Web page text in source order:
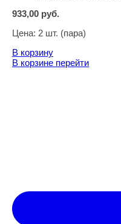
933,00 руб.
Цена: 2 шт. (пара)
В корзину
В корзине перейти